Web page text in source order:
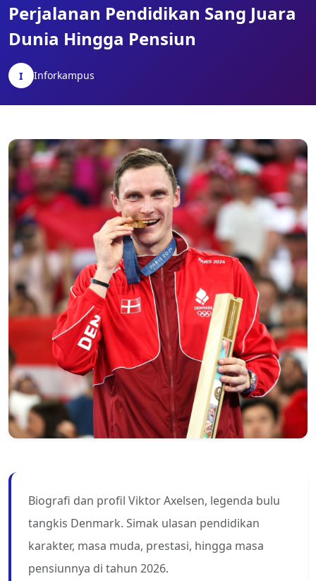
Perjalanan Pendidikan Sang Juara
Dunia Hingga Pensiun
I Inforkampus
Biografi dan profil Viktor Axelsen, legenda bulu
tangkis Denmark. Simak ulasan pendidikan
karakter, masa muda, prestasi, hingga masa
pensiunnya di tahun 2026.